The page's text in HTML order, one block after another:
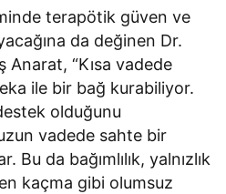
terapötik güven ve
da değinen Dr.
Anarat, “Kısa vadede
ile bir bağ kurabiliyor.
olduğunu
vadede sahte bir
Bu da bağımlılık, yalnızlık
kaçma gibi olumsuz